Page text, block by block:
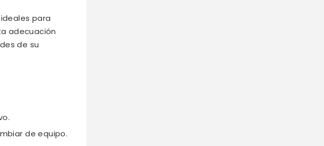
para
adecuación
de su
de equipo.